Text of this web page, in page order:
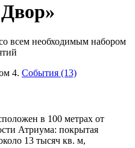
всем необходимым набором
4. События (13)
в 100 метрах от
Атриума: покрытая
13 тысяч кв. м,